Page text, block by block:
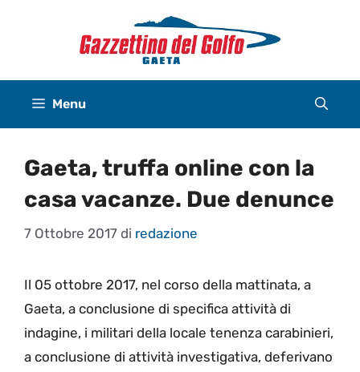
Menu
Gaeta, truffa online con la
casa vacanze. Due denunce
7 Ottobre 2017 di redazione
Il 05 ottobre 2017, nel corso della mattinata, a
Gaeta, a conclusione di specifica attività di
indagine, i militari della locale tenenza carabinieri,
a conclusione di attività investigativa, deferivano